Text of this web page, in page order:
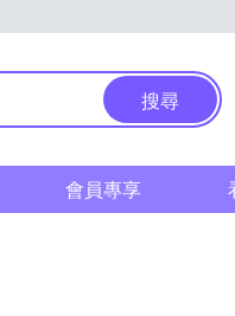
搜尋
會員專享